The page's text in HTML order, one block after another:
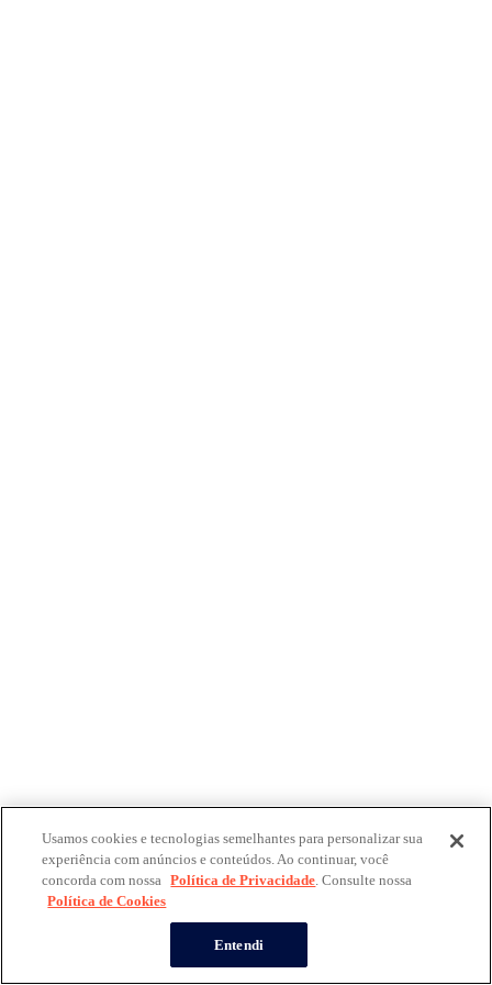
Usamos cookies e tecnologias semelhantes para personalizar sua
experiência com anúncios e conteúdos. Ao continuar, você
concorda com nossa Política de Privacidade. Consulte nossa
Política de Cookies
Entendi